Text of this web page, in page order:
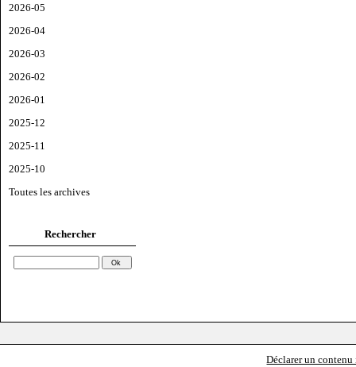
2026-05
2026-04
2026-03
2026-02
2026-01
2025-12
2025-11
2025-10
Toutes les archives
Rechercher
Déclarer un